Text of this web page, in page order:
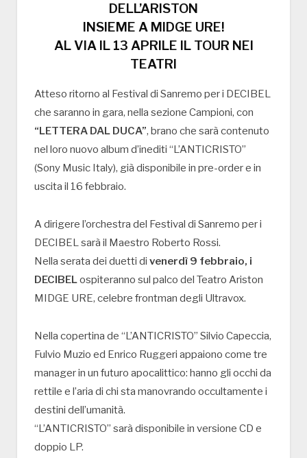
DELL’ARISTON
INSIEME A MIDGE URE!
AL VIA IL 13 APRILE IL TOUR NEI
TEATRI
Atteso ritorno al Festival di Sanremo per i DECIBEL
che saranno in gara, nella sezione Campioni, con
“LETTERA DAL DUCA”, brano che sarà contenuto
nel loro nuovo album d’inediti “L’ANTICRISTO”
(Sony Music Italy), già disponibile in pre-order e in
uscita il 16 febbraio.
A dirigere l’orchestra del Festival di Sanremo per i
DECIBEL sarà il Maestro Roberto Rossi.
Nella serata dei duetti di venerdì 9 febbraio, i
DECIBELospiteranno sul palco del Teatro Ariston
MIDGE URE, celebre frontman degli Ultravox.
Nella copertina de “L’ANTICRISTO” Silvio Capeccia,
Fulvio Muzio ed Enrico Ruggeri appaiono come tre
manager in un futuro apocalittico: hanno gli occhi da
rettile e l’aria di chi sta manovrando occultamente i
destini dell’umanità.
“L’ANTICRISTO” sarà disponibile in versione CD e
doppio LP.